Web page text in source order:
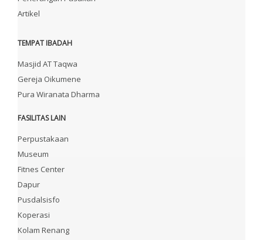
Artikel
TEMPAT IBADAH
Masjid AT Taqwa
Gereja Oikumene
Pura Wiranata Dharma
FASILITAS LAIN
Perpustakaan
Museum
Fitnes Center
Dapur
Pusdalsisfo
Koperasi
Kolam Renang